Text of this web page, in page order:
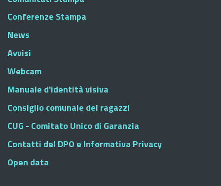
Conferenze Stampa
News
Avvisi
Webcam
Manuale d'identità visiva
Consiglio comunale dei ragazzi
CUG - Comitato Unico di Garanzia
Contatti del DPO e Informativa Privacy
Open data